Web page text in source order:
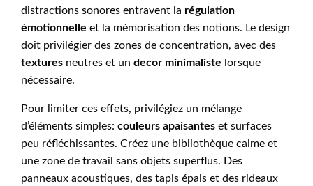
distractions sonores entravent la régulation
émotionnelle et la mémorisation des notions. Le design
doit privilégier des zones de concentration, avec des
textures neutres et un decor minimaliste lorsque
nécessaire.
Pour limiter ces effets, privilégiez un mélange
d’éléments simples: couleurs apaisantes et surfaces
peu réfléchissantes. Créez une bibliothèque calme et
une zone de travail sans objets superflus. Des
panneaux acoustiques, des tapis épais et des rideaux